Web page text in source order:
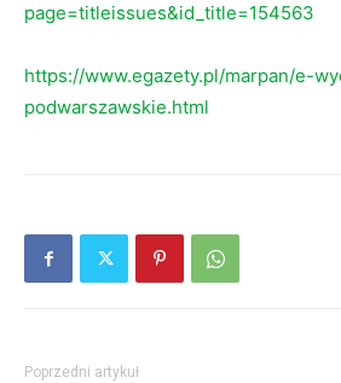
page=titleissues&id_title=154563
https://www.egazety.pl/marpan/e-
podwarszawskie.html
Poprzedni artykuł